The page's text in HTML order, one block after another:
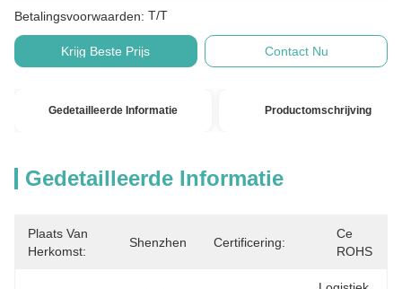
Betalingsvoorwaarden: T/T
Krijg Beste Prijs Contact Nu
Gedetailleerde Informatie Productomschrijving
Gedetailleerde Informatie
Plaats Van
Herkomst:
Shenzhen Certificering:
Ce
ROHS